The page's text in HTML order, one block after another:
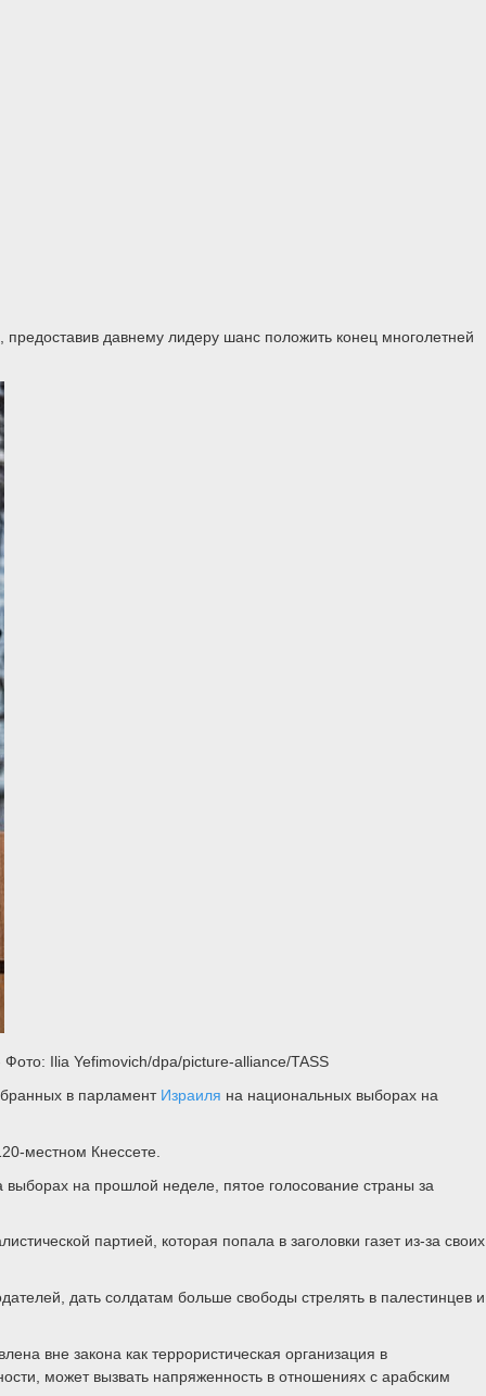
давнему лидеру шанс положить конец многолетней
Ilia Yefimovich/dpa/picture-alliance/TASS
в парламент Израиля на национальных выборах на
местном Кнессете.
на прошлой неделе, пятое голосование страны за
партией, которая попала в заголовки газет из-за своих
дать солдатам больше свободы стрелять в палестинцев и
вне закона как террористическая организация в
может вызвать напряженность в отношениях с арабским